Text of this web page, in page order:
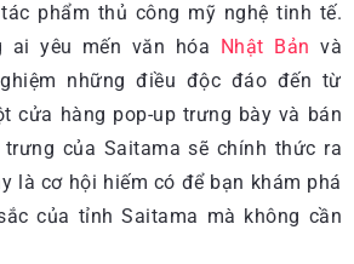
phẩm thủ công mỹ nghệ tinh tế.
ai yêu mến văn hóa Nhật Bản và
những điều độc đáo đến từ
cửa hàng pop-up trưng bày và bán
của Saitama sẽ chính thức ra
là cơ hội hiếm có để bạn khám phá
của tỉnh Saitama mà không cần